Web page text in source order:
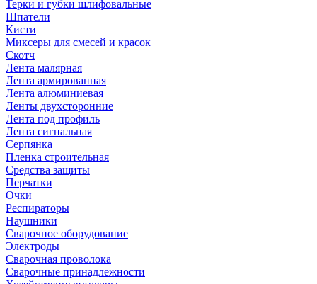
Терки и губки шлифовальные
Шпатели
Кисти
Миксеры для смесей и красок
Скотч
Лента малярная
Лента армированная
Лента алюминиевая
Ленты двухсторонние
Лента под профиль
Лента сигнальная
Серпянка
Пленка строительная
Средства защиты
Перчатки
Очки
Респираторы
Наушники
Сварочное оборудование
Электроды
Сварочная проволока
Сварочные принадлежности